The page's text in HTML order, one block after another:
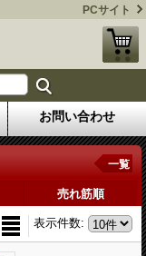
PCサイト
お問い合わせ
一覧
売れ筋順
表示件数: